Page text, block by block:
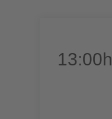
13:00h